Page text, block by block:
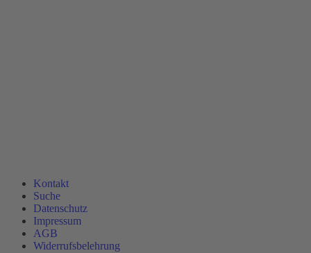
Kontakt
Suche
Datenschutz
Impressum
AGB
Widerrufsbelehrung